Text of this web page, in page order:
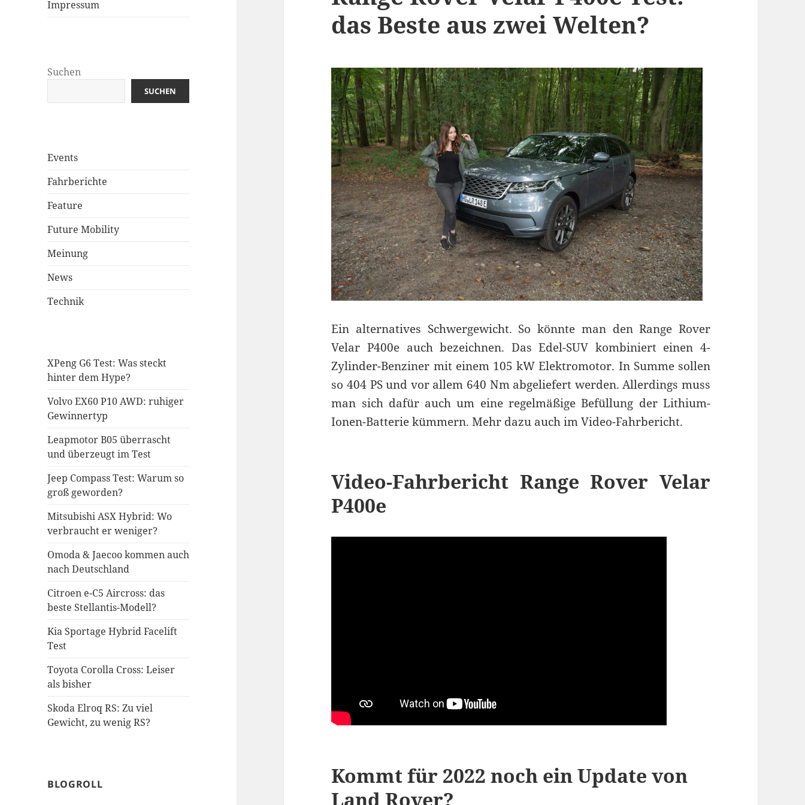
Impressum
Suchen
SUCHEN
Events
Fahrberichte
Feature
Future Mobility
Meinung
News
Technik
XPeng G6 Test: Was steckt
hinter dem Hype?
Volvo EX60 P10 AWD: ruhiger
Gewinnertyp
Leapmotor B05 überrascht
und überzeugt im Test
Jeep Compass Test: Warum so
groß geworden?
Mitsubishi ASX Hybrid: Wo
verbraucht er weniger?
Omoda & Jaecoo kommen auch
nach Deutschland
Citroen e-C5 Aircross: das
beste Stellantis-Modell?
Kia Sportage Hybrid Facelift
Test
Toyota Corolla Cross: Leiser
als bisher
Skoda Elroq RS: Zu viel
Gewicht, zu wenig RS?
BLOGROLL
das Beste aus zwei Welten?
Ein alternatives Schwergewicht. So könnte man den Range Rover
Velar P400e auch bezeichnen. Das Edel-SUV kombiniert einen 4-
Zylinder-Benziner mit einem 105 kW Elektromotor. In Summe sollen
so 404 PS und vor allem 640 Nm abgeliefert werden. Allerdings muss
man sich dafür auch um eine regelmäßige Befüllung der Lithium-
Ionen-Batterie kümmern. Mehr dazu auch im Video-Fahrbericht.
Video-Fahrbericht Range Rover Velar
P400e
Kommt für 2022 noch ein Update von
Land Rover?